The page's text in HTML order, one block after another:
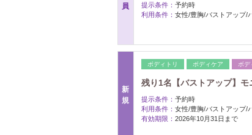
員
提示条件： 予約時
利用条件： 女性/豊胸/バストアップ/
新
規
ボディトリ ボディケア ボデ
残り1名【バストアップ】
提示条件： 予約時
利用条件： 女性/豊胸/バストアップ/
有効期限： 2026年10月31日まで